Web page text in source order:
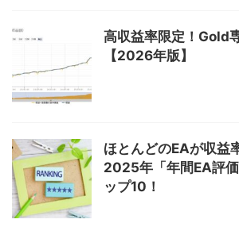
高収益率限定！Gold
【2026年版】
ほとんどのEAが収益
2025年「年間EA評
ップ10！